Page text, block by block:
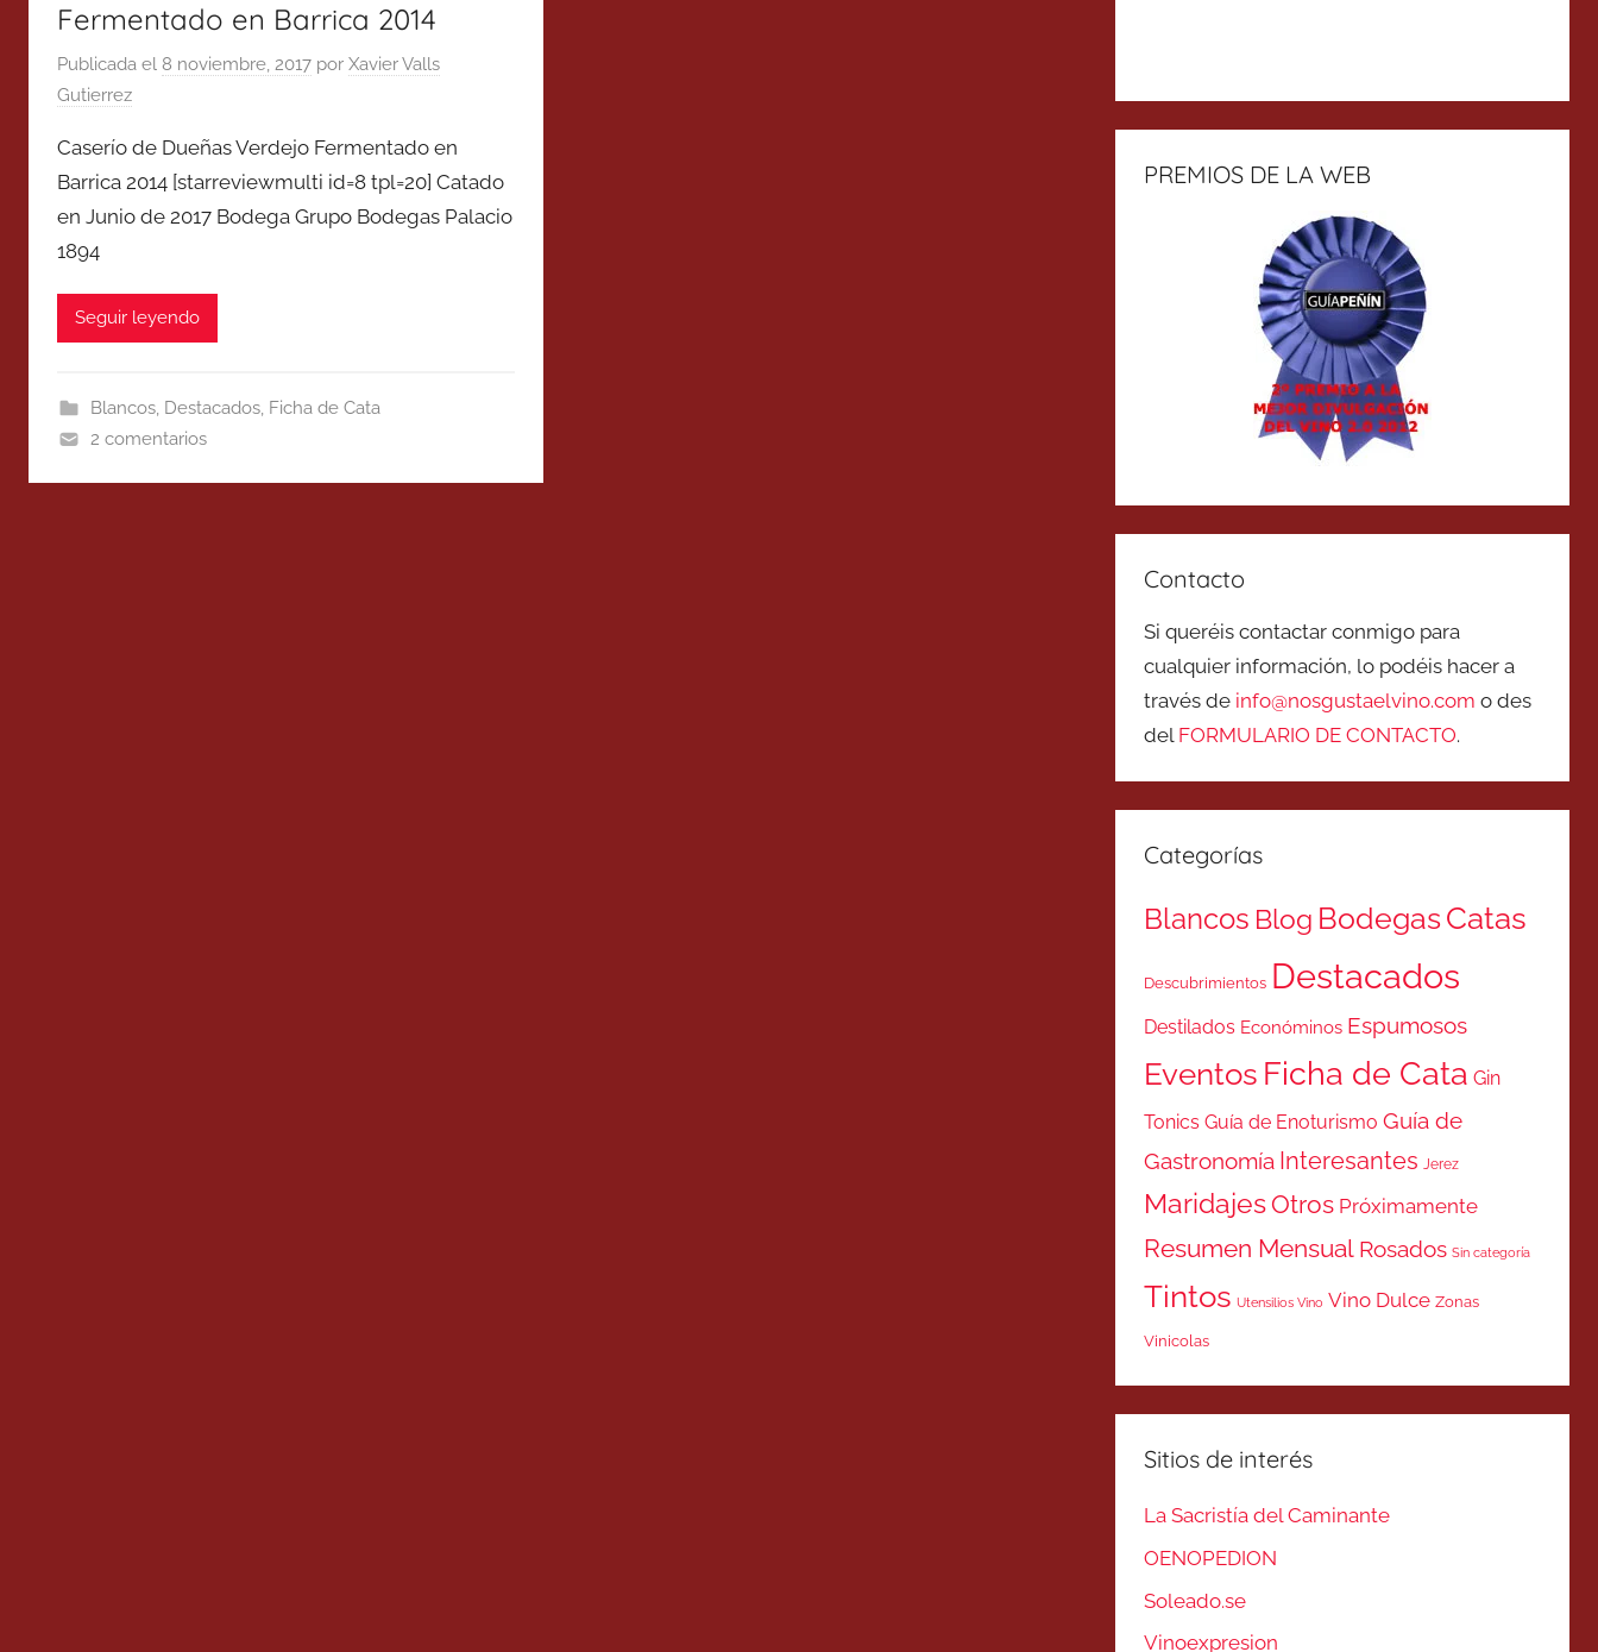
Fermentado en Barrica 2014
Publicada el 8 noviembre, 2017 por Xavier Valls
Gutierrez
Caserío de Dueñas Verdejo Fermentado en
Barrica 2014 [starreviewmulti id=8 tpl=20] Catado
en Junio de 2017 Bodega Grupo Bodegas Palacio
1894
Seguir leyendo
Blancos, Destacados, Ficha de Cata
2 comentarios
PREMIOS DE LA WEB
Contacto
Si queréis contactar conmigo para
cualquier información, lo podéis hacer a
través de info@nosgustaelvino.com o des
del FORMULARIO DE CONTACTO.
Categorías
Blancos Blog BodegasCatas
Descubrimientos Destacados
Destilados Económinos Espumosos
Eventos Ficha de Cata Gin
Tonics Guía de Enoturismo Guía de
Gastronomía Interesantes Jerez
MaridajesOtros Próximamente
Resumen Mensual Rosados Sin categoría
Tintos Utensilios Vino Vino Dulce Zonas
Vinicolas
Sitios de interés
La Sacristía del Caminante
OENOPEDION
Soleado.se
Vinoexpresion